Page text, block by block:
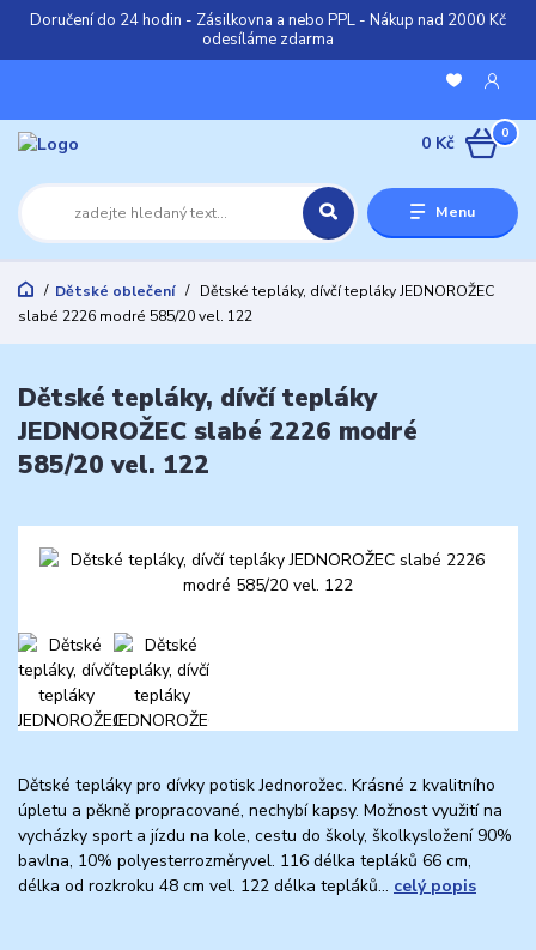
Doručení do 24 hodin - Zásilkovna a nebo PPL - Nákup nad 2000 Kč
odesíláme zdarma
Menu
0
0 Kč
Dětské oblečení
Dětské tepláky, dívčí tepláky JEDNOROŽEC
slabé 2226 modré 585/20 vel. 122
Dětské tepláky, dívčí tepláky
JEDNOROŽEC slabé 2226 modré
585/20 vel. 122
Dětské tepláky pro dívky potisk Jednorožec. Krásné z kvalitního
úpletu a pěkně propracované, nechybí kapsy. Možnost využití na
vycházky sport a jízdu na kole, cestu do školy, školkysložení 90%
bavlna, 10% polyesterrozměryvel. 116 délka tepláků 66 cm,
délka od rozkroku 48 cm vel. 122 délka tepláků... celý popis